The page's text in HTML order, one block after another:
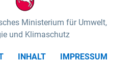
Ministerium für Umwelt,
und Klimaschutz
INHALT
IMPRESSUM